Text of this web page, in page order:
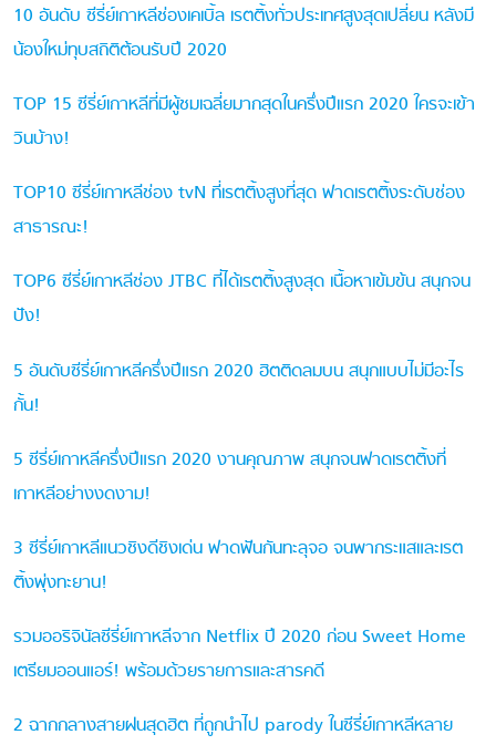
10 อันดับ ซีรี่ย์เกาหลีช่องเคเบิ้ล เรตติ้งทั่วประเทศสูงสุดเปลี่ยน หลังมี
น้องใหม่ทุบสถิติต้อนรับปี 2020
TOP 15 ซีรี่ย์เกาหลีที่มีผู้ชมเฉลี่ยมากสุดในครึ่งปีแรก 2020 ใครจะเข้า
วินบ้าง!
TOP10 ซีรี่ย์เกาหลีช่อง tvN ที่เรตติ้งสูงที่สุด ฟาดเรตติ้งระดับช่อง
สาธารณะ!
TOP6 ซีรี่ย์เกาหลีช่อง JTBC ที่ได้เรตติ้งสูงสุด เนื้อหาเข้มข้น สนุกจน
ปัง!
5 อันดับซีรี่ย์เกาหลีครึ่งปีแรก 2020 ฮิตติดลมบน สนุกแบบไม่มีอะไร
กั้น!
5 ซีรี่ย์เกาหลีครึ่งปีแรก 2020 งานคุณภาพ สนุกจนฟาดเรตติ้งที่
เกาหลีอย่างงดงาม!
3 ซีรี่ย์เกาหลีแนวชิงดีชิงเด่น ฟาดฟันกันทะลุจอ จนพากระแสและเรต
ติ้งพุ่งทะยาน!
รวมออริจินัลซีรี่ย์เกาหลีจาก Netflix ปี 2020 ก่อน Sweet Home
เตรียมออนแอร์! พร้อมด้วยรายการและสารคดี
2 ฉากกลางสายฝนสุดฮิต ที่ถูกนำไป parody ในซีรี่ย์เกาหลีหลาย